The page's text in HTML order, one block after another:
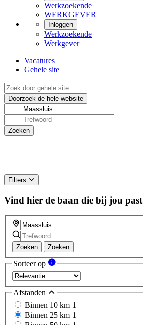
Werkzoekende
WERKGEVER
Inloggen
Werkzoekende
Werkgever
Vacatures
Gehele site
Filters
Vind hier de baan die bij jou past
Zoeken Zoeken
Sorteer op
Afstanden
Binnen 10 km 1
Binnen 25 km 1